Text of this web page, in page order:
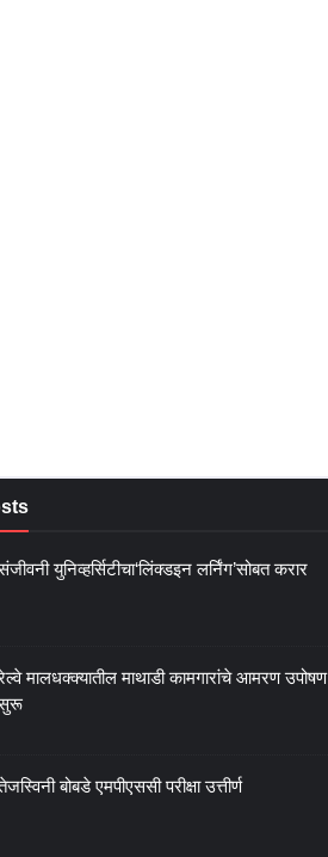
युनिव्हर्सिटीचा‘लिंक्डइन लर्निंग’सोबत करार
मालधक्क्यातील माथाडी कामगारांचे आमरण उपोषण
बोबडे एमपीएससी परीक्षा उत्तीर्ण